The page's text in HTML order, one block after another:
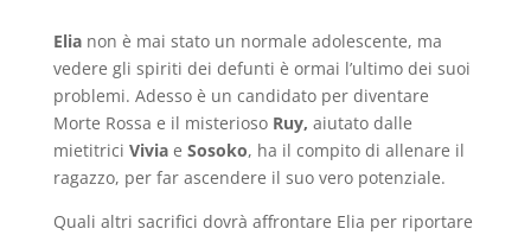
Elia non è mai stato un normale adolescente, ma
vedere gli spiriti dei defunti è ormai l’ultimo dei suoi
problemi. Adesso è un candidato per diventare
Morte Rossa e il misterioso Ruy, aiutato dalle
mietitrici Viviae Sosoko, ha il compito di allenare il
ragazzo, per far ascendere il suo vero potenziale.
Quali altri sacrifici dovrà affrontare Elia per riportare